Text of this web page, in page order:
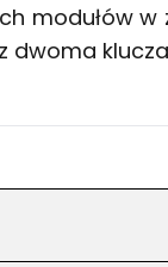
modułów
dwoma